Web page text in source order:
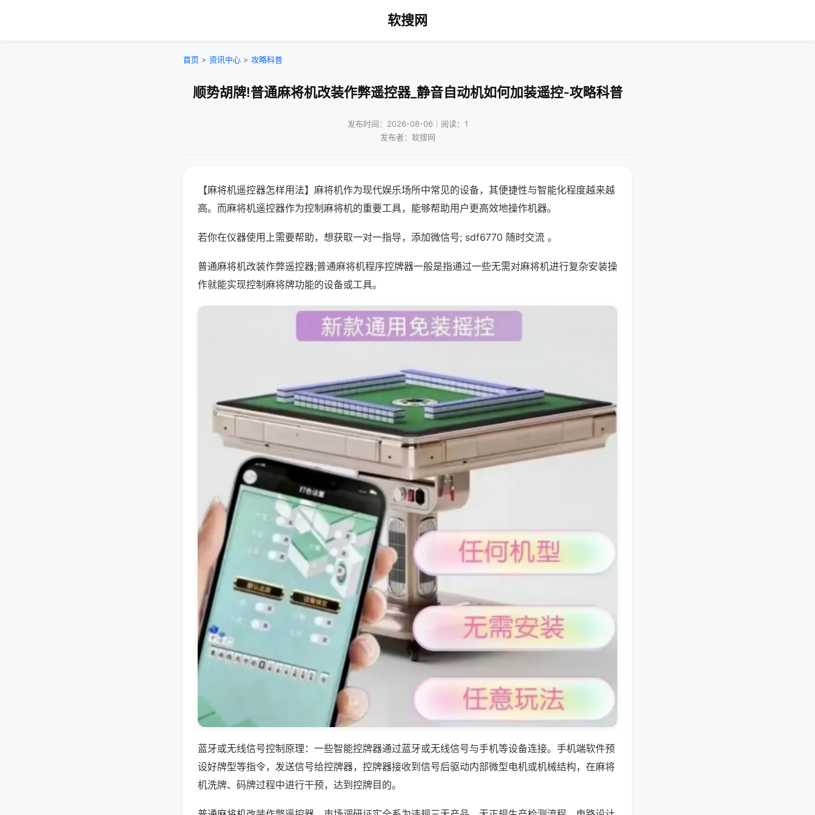
软搜网
首页 > 资讯中心 > 攻略科普
顺势胡牌!普通麻将机改装作弊遥控器_静音自动机如何加装遥控-攻略科普
发布时间：2026-08-06｜阅读：1
发布者：软搜网
【麻将机遥控器怎样用法】麻将机作为现代娱乐场所中常见的设备，其便捷性与智能化程度越来越
高。而麻将机遥控器作为控制麻将机的重要工具，能够帮助用户更高效地操作机器。
若你在仪器使用上需要帮助，想获取一对一指导，添加微信号; sdf6770 随时交流 。
普通麻将机改装作弊遥控器;普通麻将机程序控牌器一般是指通过一些无需对麻将机进行复杂安装操
作就能实现控制麻将牌功能的设备或工具。
蓝牙或无线信号控制原理：一些智能控牌器通过蓝牙或无线信号与手机等设备连接。手机端软件预
设好牌型等指令，发送信号给控牌器，控牌器接收到信号后驱动内部微型电机或机械结构，在麻将
机洗牌、码牌过程中进行干预，达到控牌目的。